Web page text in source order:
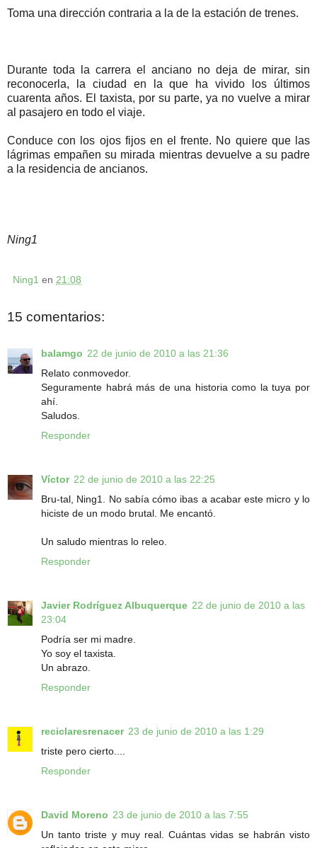
Toma una dirección contraria a la de la estación de trenes.
Durante toda la carrera el anciano no deja de mirar, sin
reconocerla, la ciudad en la que ha vivido los últimos
cuarenta años. El taxista, por su parte, ya no vuelve a mirar
al pasajero en todo el viaje.
Conduce con los ojos fijos en el frente. No quiere que las
lágrimas empañen su mirada mientras devuelve a su padre
a la residencia de ancianos.
Ning1
Ning1 en 21:08
15 comentarios:
balamgo 22 de junio de 2010 a las 21:36
Relato conmovedor.
Seguramente habrá más de una historia como la tuya por
ahí.
Saludos.
Responder
Víctor 22 de junio de 2010 a las 22:25
Bru-tal, Ning1. No sabía cómo ibas a acabar este micro y lo
hiciste de un modo brutal. Me encantó.
Un saludo mientras lo releo.
Responder
Javier Rodríguez Albuquerque 22 de junio de 2010 a las
23:04
Podría ser mi madre.
Yo soy el taxista.
Un abrazo.
Responder
reciclaresrenacer 23 de junio de 2010 a las 1:29
triste pero cierto....
Responder
David Moreno 23 de junio de 2010 a las 7:55
Un tanto triste y muy real. Cuántas vidas se habrán visto